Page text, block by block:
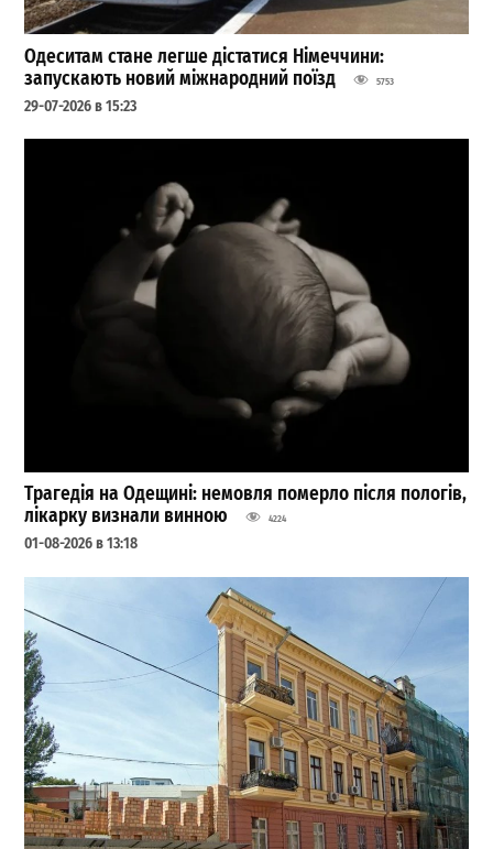
Одеситам стане легше дістатися Німеччини:
запускають новий міжнародний поїзд
5753
29-07-2026 в 15:23
Трагедія на Одещині: немовля померло після пологів,
лікарку визнали винною
4224
01-08-2026 в 13:18